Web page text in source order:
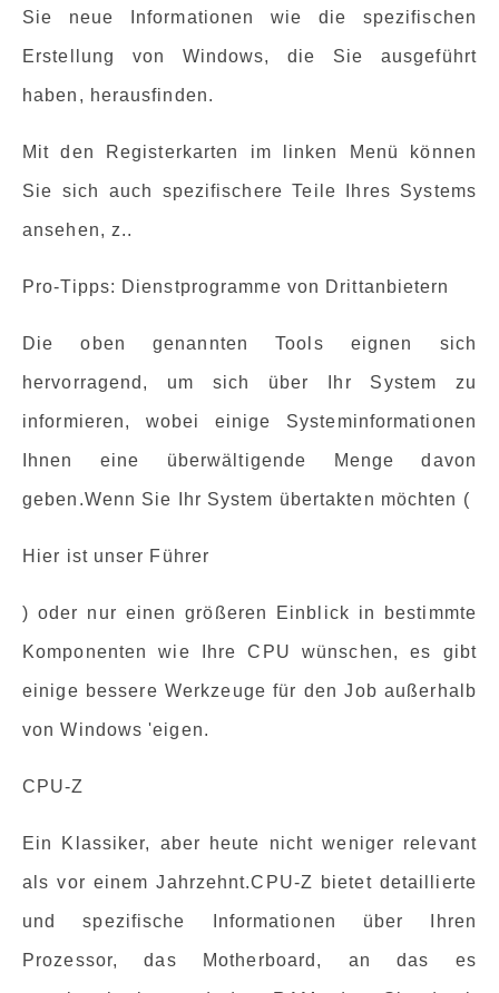
Sie neue Informationen wie die spezifischen
Erstellung von Windows, die Sie ausgeführt
haben, herausfinden.
Mit den Registerkarten im linken Menü können
Sie sich auch spezifischere Teile Ihres Systems
ansehen, z..
Pro-Tipps: Dienstprogramme von Drittanbietern
Die oben genannten Tools eignen sich
hervorragend, um sich über Ihr System zu
informieren, wobei einige Systeminformationen
Ihnen eine überwältigende Menge davon
geben.Wenn Sie Ihr System übertakten möchten (
Hier ist unser Führer
) oder nur einen größeren Einblick in bestimmte
Komponenten wie Ihre CPU wünschen, es gibt
einige bessere Werkzeuge für den Job außerhalb
von Windows 'eigen.
CPU-Z
Ein Klassiker, aber heute nicht weniger relevant
als vor einem Jahrzehnt.CPU-Z bietet detaillierte
und spezifische Informationen über Ihren
Prozessor, das Motherboard, an das es